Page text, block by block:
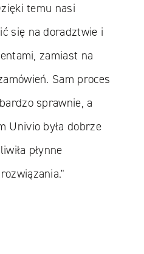
temu nasi
się na doradztwie i
zamiast na
Sam proces
sprawnie, a
Univio była dobrze
płynne